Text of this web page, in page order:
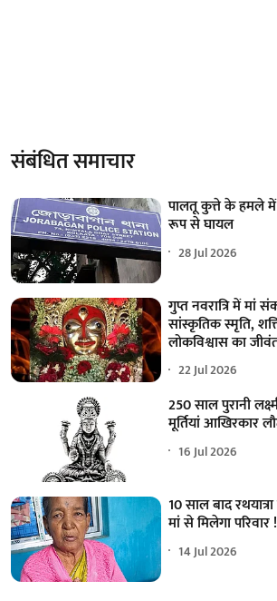
संबंधित समाचार
पालतू कुत्ते के हमले में
रूप से घायल
28 Jul 2026
गुप्त नवरात्रि में मां
सांस्कृतिक स्मृति,
लोकविश्वास का
22 Jul 2026
250 साल पुरानी
मूर्तियां आखिरकार
16 Jul 2026
10 साल बाद
मां से मिलेगा परिवार !
14 Jul 2026